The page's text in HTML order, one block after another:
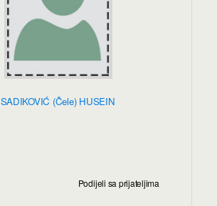
SADIKOVIĆ (Čele) HUSEIN
Podijeli sa prijateljima